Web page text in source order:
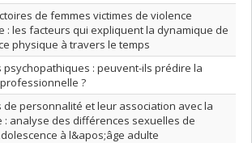
de femmes victimes de violence
: les facteurs qui expliquent la dynamique de
physique à travers le temps
psychopathiques : peuvent-ils prédire la
?
de personnalité et leur association avec la
: analyse des différences sexuelles de
à l&apos;âge adulte